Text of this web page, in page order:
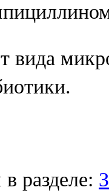
вида
разделе: